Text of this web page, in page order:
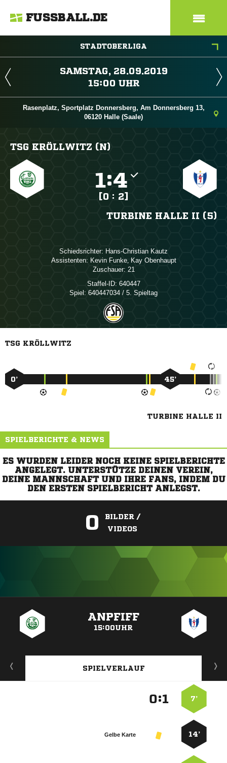
FUSSBALL.DE
STADTOBERLIGA
 
 
Rasenplatz, Sportplatz Donnersberg, Am Donnersberg 13,
06120 Halle (Saale)
TSG KRÖLLWITZ (N)
:
[0 : 2]
TURBINE HALLE II (5)
Schiedsrichter:  
Assistenten:  ,  
Zuschauer: 21
Staffel-ID: 640447
Spiel: 640447034 / 5. Spieltag
TSG KRÖLLWITZ
0’ 45’
TURBINE HALLE II
SPIELBERICHTE & NEWS
ES WURDEN LEIDER NOCH KEINE SPIELBERICHTE
ANGELEGT. UNTERSTÜTZE DEINEN VEREIN,
DEINE MANNSCHAFT UND IHRE FANS, INDEM DU
DEN ERSTEN SPIELBERICHT ANLEGST.
0
BILDER /
VIDEOS
ANPFIFF
15:00UHR
SPIELVERLAUF
7’
:
14’
Gelbe Karte